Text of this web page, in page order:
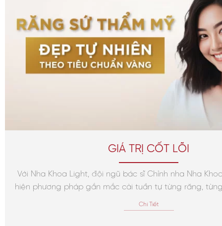
GIÁ TRỊ CỐT LÕI
Với Nha Khoa Light, đội ngũ bác sĩ Chỉnh nha Nha
hiện phương pháp gắn mắc cài tuần tự từng răng,
Chi Tiết